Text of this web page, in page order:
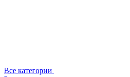
Все категории